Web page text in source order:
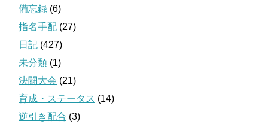
備忘録 (6)
指名手配 (27)
日記 (427)
未分類 (1)
決闘大会 (21)
育成・ステータス (14)
逆引き配合 (3)